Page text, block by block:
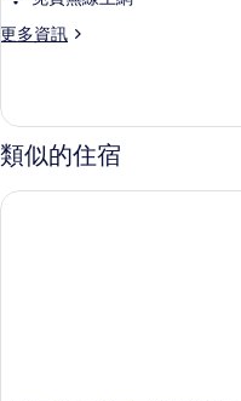
室,
私
泳
池,
海
景
更多資訊
更
1
間
臥
私
類似的住宿
峇里島阿普爾瓦凱賓斯基飯店